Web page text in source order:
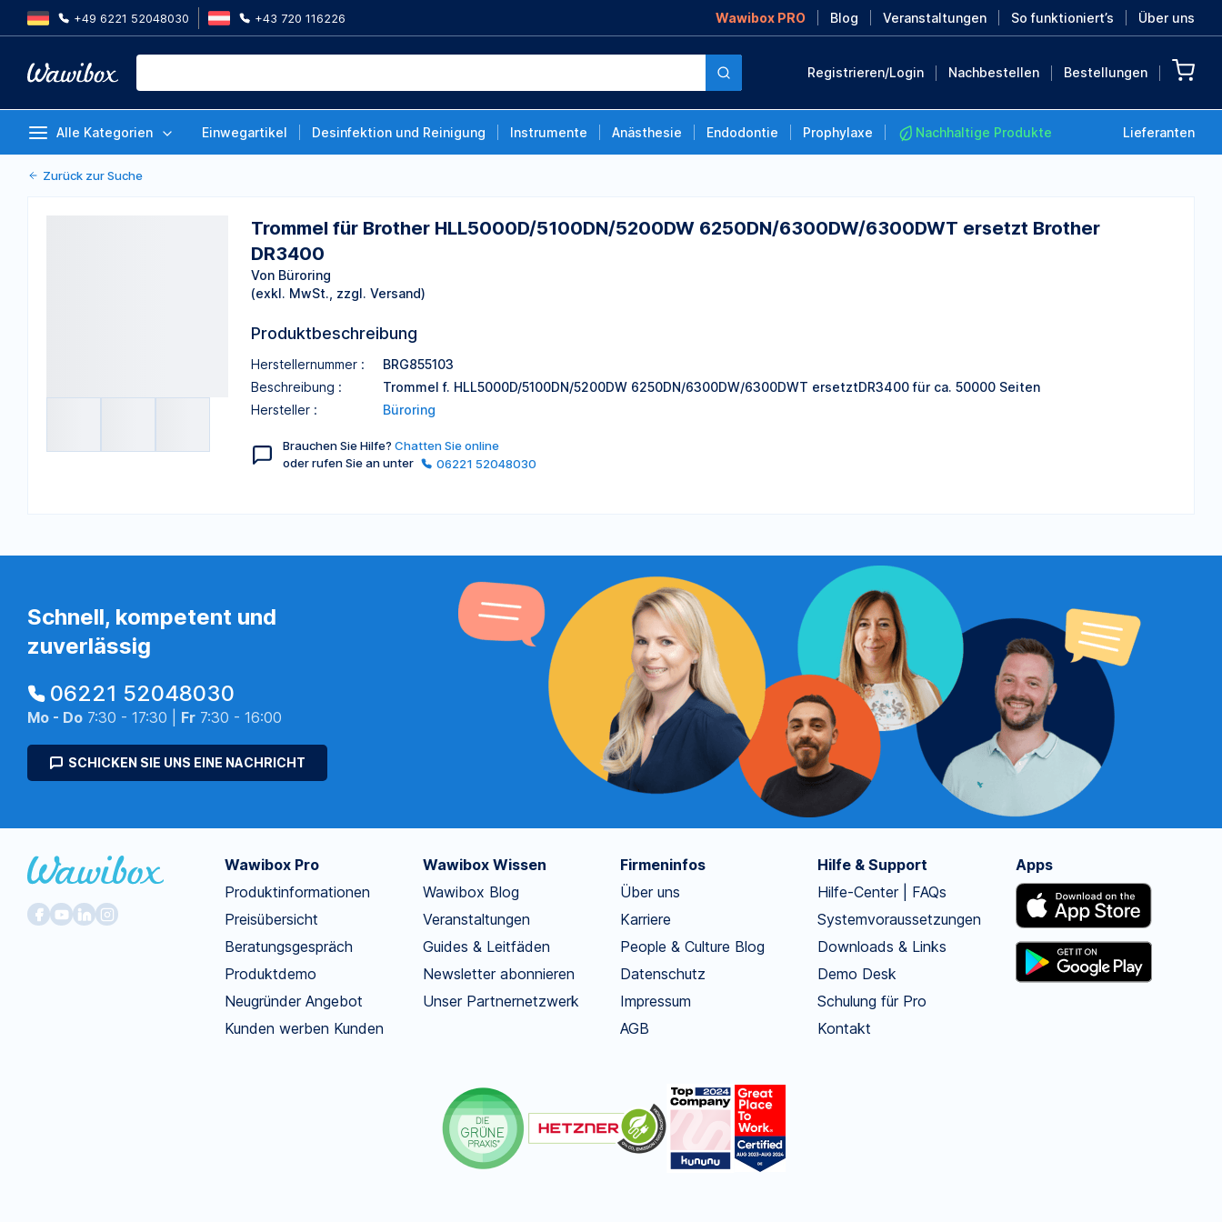
+49 6221 52048030 +43 720 116226 Wawibox PRO Blog Veranstaltungen So funktioniert’s Über uns
Registrieren/Login Nachbestellen Bestellungen
Alle Kategorien Einwegartikel Desinfektion und Reinigung Instrumente Anästhesie Endodontie Prophylaxe Nachhaltige Produkte Lieferanten
Trommel für Brother HLL5000D/5100DN/5200DW
Zurück zur Suche
Trommel für Brother HLL5000D/5100DN/5200DW 6250DN/6300DW/6300DWT ersetzt Brother
DR3400
Von Büroring
(exkl. MwSt., zzgl. Versand)
Produktbeschreibung
Herstellernummer :
BRG855103
Beschreibung :
Trommel f. HLL5000D/5100DN/5200DW 6250DN/6300DW/6300DWT ersetztDR3400 für ca. 50000 Seiten
Hersteller :
Büroring
Brauchen Sie Hilfe? Chatten Sie online
oder rufen Sie an unter
06221 52048030
Schnell, kompetent und
zuverlässig
06221 52048030
Mo - Do 7:30 - 17:30 | Fr 7:30 - 16:00
SCHICKEN SIE UNS EINE NACHRICHT
Wawibox Pro
Produktinformationen
Preisübersicht
Beratungsgespräch
Produktdemo
Neugründer Angebot
Kunden werben Kunden
Wawibox Wissen
Wawibox Blog
Veranstaltungen
Guides & Leitfäden
Newsletter abonnieren
Unser Partnernetzwerk
Firmeninfos
Über uns
Karriere
People & Culture Blog
Datenschutz
Impressum
AGB
Hilfe & Support
Hilfe-Center | FAQs
Systemvoraussetzungen
Downloads & Links
Demo Desk
Schulung für Pro
Kontakt
Apps